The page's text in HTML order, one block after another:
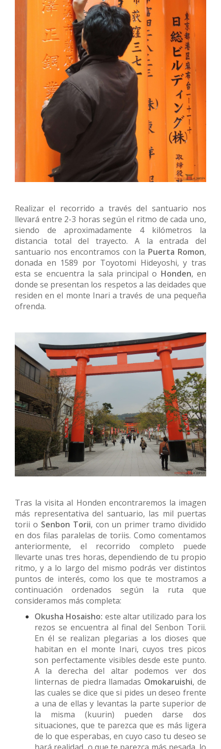
Realizar el recorrido a través del santuario nos
llevará entre 2-3 horas según el ritmo de cada uno,
siendo de aproximadamente 4 kilómetros la
distancia total del trayecto. A la entrada del
santuario nos encontramos con la Puerta Romon,
donada en 1589 por Toyotomi Hideyoshi, y tras
esta se encuentra la sala principal o Honden, en
donde se presentan los respetos a las deidades que
residen en el monte Inari a través de una pequeña
ofrenda.
Tras la visita al Honden encontraremos la imagen
más representativa del santuario, las mil puertas
torii o Senbon Torii, con un primer tramo dividido
en dos filas paralelas de toriis. Como comentamos
anteriormente, el recorrido completo puede
llevarte unas tres horas, dependiendo de tu propio
ritmo, y a lo largo del mismo podrás ver distintos
puntos de interés, como los que te mostramos a
continuación ordenados según la ruta que
consideramos más completa:
Okusha Hosaisho: este altar utilizado para los
rezos se encuentra al final del Senbon Torii.
En él se realizan plegarias a los dioses que
habitan en el monte Inari, cuyos tres picos
son perfectamente visibles desde este punto.
A la derecha del altar podemos ver dos
linternas de piedra llamadas Omokaruishi, de
las cuales se dice que si pides un deseo frente
a una de ellas y levantas la parte superior de
la misma (kuurin) pueden darse dos
situaciones, que te parezca que es más ligera
de lo que esperabas, en cuyo caso tu deseo se